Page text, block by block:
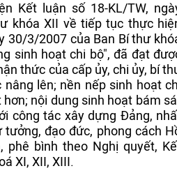
Kết luận số 18-KL/TW,
khóa XII về tiếp tục thực
30/3/2007 của Ban Bí thư
sinh hoạt chi bộ", đã đạt
thức của cấp ủy, chi ủy, bí
lên; nền nếp sinh hoạt
nội dung sinh hoạt bám
công tác xây dựng Đảng,
đạo đức, phong cách
phê bình theo Nghị quyết,
XI, XII, XIII.